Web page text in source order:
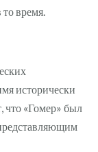
время.
исторически
что «Гомер» был